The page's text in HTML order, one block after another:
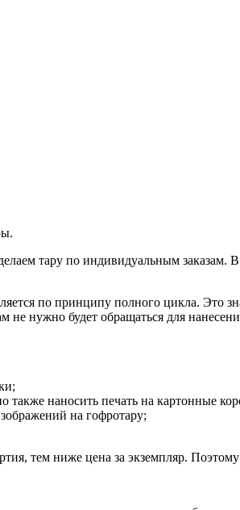
тару по индивидуальным заказам.
по принципу полного цикла. Это
не нужно будет обращаться для
наносить печать на картонные
на гофротару;
тем ниже цена за экземпляр.